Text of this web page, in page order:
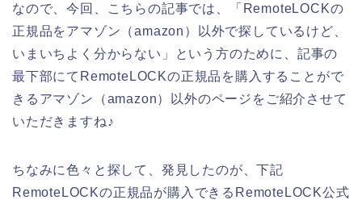
なので、今回、こちらの記事では、「RemoteLOCKの
正規品をアマゾン（amazon）以外で探しているけど、
いまいちよく分からない」という方のために、記事の
最下部にてRemoteLOCKの正規品を購入することがで
きるアマゾン（amazon）以外のページをご紹介させて
いただきますね♪
ちなみに色々と探して、発見したのが、下記
RemoteLOCKの正規品が購入できるRemoteLOCK公式